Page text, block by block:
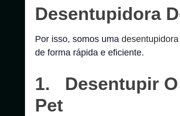
Desentupidora
Por isso, somos uma
de forma rápida e eficiente.
1. Desentupir O
Pet